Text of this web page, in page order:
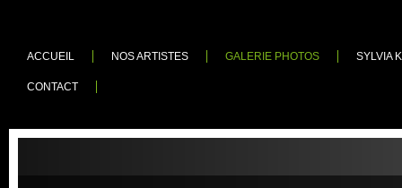
ACCUEIL NOS ARTISTES GALERIE PHOTOS SYLVIA
CONTACT